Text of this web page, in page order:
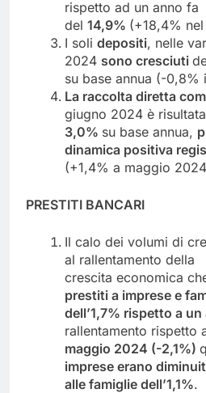
rispetto ad un anno fa
del 14,9% (+18,4%
I soli depositi, nelle
2024 sono cresciuti
su base annua (-0,8%
La raccolta diretta
giugno 2024 è risultata
3,0% su base annua,
dinamica positiva
(+1,4% a maggio
PRESTITI BANCARI
Il calo dei volumi di
al rallentamento della
crescita economica
prestiti a imprese e
dell’1,7% rispetto a un
rallentamento rispetto
maggio 2024 (-2,1%)
imprese erano
alle famiglie dell’1,1%.